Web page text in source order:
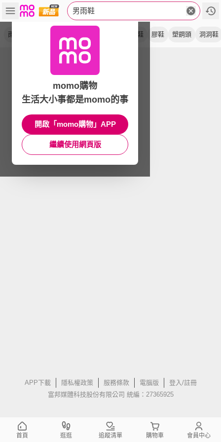
男雨鞋
雨靴 工作鞋 膠鞋 塑鋼頭 洞洞鞋
APP下載 隱私權政策 服務條款 電腦版
登入/註冊
富邦媒體科技股份有限公司 統編：27365925
momo購物
生活大小事都是momo的事
開啟「momo購物」APP
繼續使用網頁版
首頁 逛逛 追蹤清單 購物車 會員中心